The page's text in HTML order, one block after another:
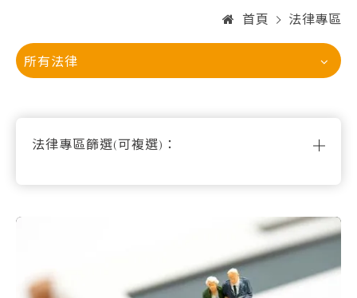
首頁 法律專區
所有法律
法律專區篩選(可複選)：